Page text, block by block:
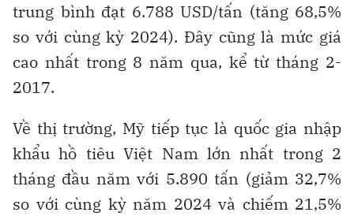
trung bình đạt 6.788 USD/tấn (tăng 68,5%
so với cùng kỳ 2024). Đây cũng là mức giá
cao nhất trong 8 năm qua, kể từ tháng 2-
2017.
Về thị trường, Mỹ tiếp tục là quốc gia nhập
khẩu hồ tiêu Việt Nam lớn nhất trong 2
tháng đầu năm với 5.890 tấn (giảm 32,7%
so với cùng kỳ năm 2024 và chiếm 21,5%